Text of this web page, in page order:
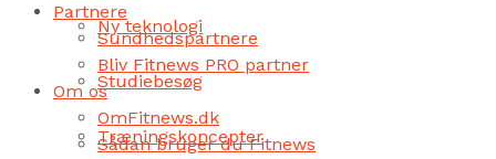
Ny teknologi
Studiebesøg
Træningskoncepter
Partnere
Sundhedspartnere
Bliv Fitnews PRO partner
Om os
OmFitnews.dk
Sådan bruger du Fitnews